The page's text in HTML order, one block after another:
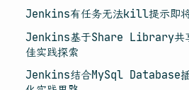
Jenkins有任务无法kill提示即
Jenkins基于Share Library共
佳实践探索
Jenkins结合MySql Database